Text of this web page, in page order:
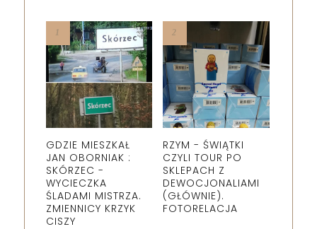
GDZIE MIESZKAŁ
JAN OBORNIAK :
SKÓRZEC -
WYCIECZKA
ŚLADAMI MISTRZA.
ZMIENNICY KRZYK
CISZY
RZYM - ŚWIĄTKI
CZYLI TOUR PO
SKLEPACH Z
DEWOCJONALIAMI
(GŁÓWNIE).
FOTORELACJA